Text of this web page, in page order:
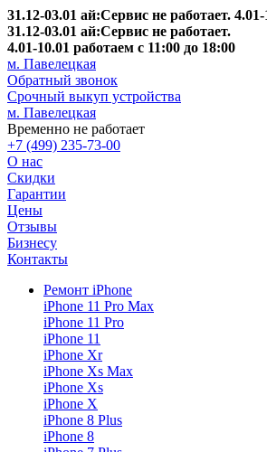
31.12-03.01 ай:Сервис не работает.
31.12-03.01 ай:Сервис не работает.
4.01-10.01 работаем с 11:00 до 18:00
м. Павелецкая
Обратный звонок
Срочный выкуп устройства
м. Павелецкая
Временно не работает
+7 (499) 235-73-00
О нас
Скидки
Гарантии
Цены
Отзывы
Бизнесу
Контакты
Ремонт iPhone
iPhone 11 Pro Max
iPhone 11 Pro
iPhone 11
iPhone Xr
iPhone Xs Max
iPhone Xs
iPhone X
iPhone 8 Plus
iPhone 8